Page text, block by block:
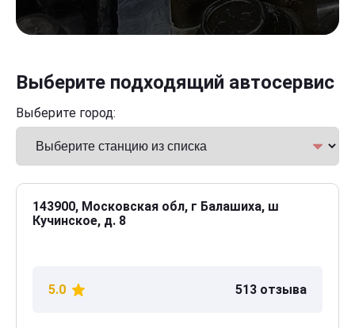
Выберите подходящий автосервис
Выберите город:
143900, Московская обл, г Балашиха, ш
Кучинское, д. 8
5.0 513 отзыва